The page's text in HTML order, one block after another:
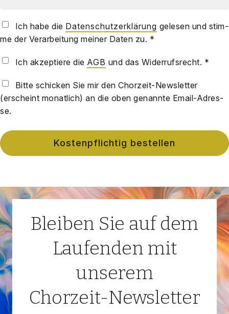
Ich habe die Daten­schutz­er­klä­rung gele­sen und stim­
me der Ver­ar­bei­tung mei­ner Daten zu. *
Ich akzep­tie­re die AGB und das Wider­rufs­recht. *
Bit­te schi­cken Sie mir den Chor­zeit-News­let­ter
(erscheint monat­lich) an die oben genann­te Email-Adres­
se.
Bleiben Sie auf dem
Laufenden mit
unserem
Chorzeit-Newsletter